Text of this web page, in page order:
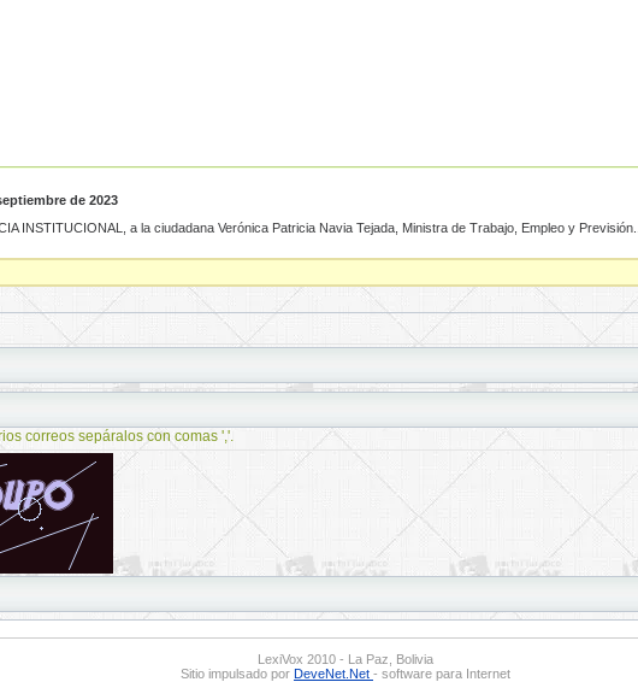
de 2023
INSTITUCIONAL, a la ciudadana Verónica Patricia Navia Tejada, Ministra de Trabajo, Empleo y Previsión...
correos sepáralos con comas ','.
LexiVox 2010 - La Paz, Bolivia
Sitio impulsado por DeveNet.Net - software para Internet